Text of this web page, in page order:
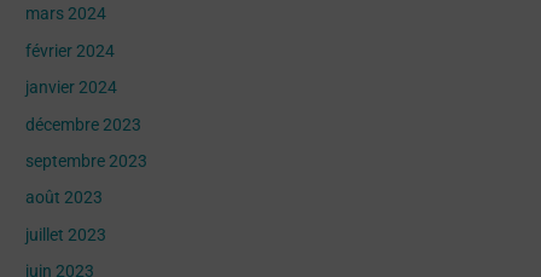
mars 2024
février 2024
janvier 2024
décembre 2023
septembre 2023
août 2023
juillet 2023
juin 2023